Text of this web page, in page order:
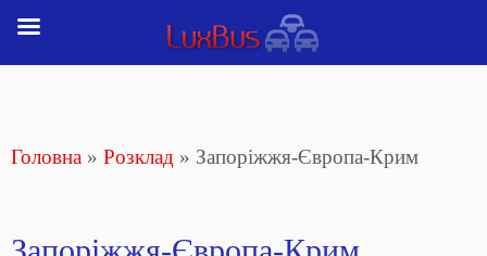
Головна » Розклад » Запоріжжя-Європа-Крим